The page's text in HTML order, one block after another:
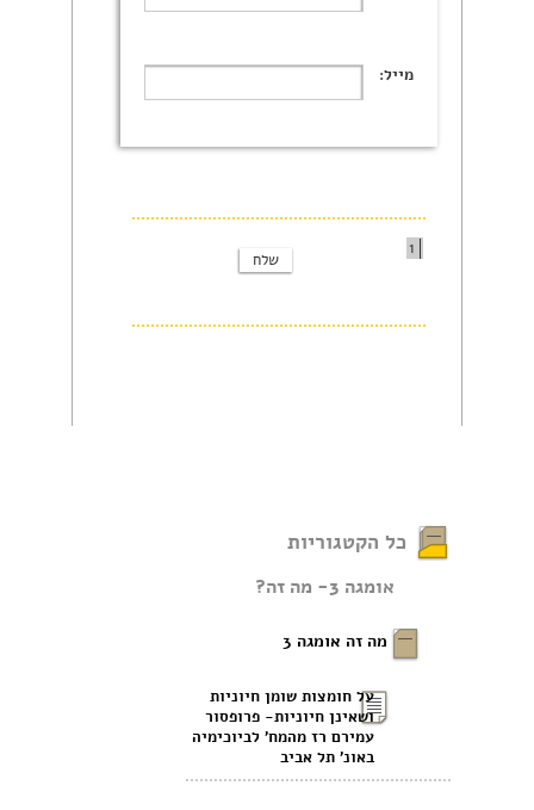
מייל:
1
כל הקטגוריות
אומגה 3- מה זה?
מה זה אומגה 3
על חומצות שומן חיוניות
ושאינן חיוניות- פרופסור
עמירם רז מהמח' לביוכימיה
באונ' תל אביב